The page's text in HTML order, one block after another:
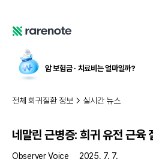
노
레
트 암 보험금 ∙ 치료비는 얼마일까?
전체 희귀질환 정보 실시간 뉴스
네말린 근병증: 희귀 유전 근육
Observer Voice
2025. 7. 7.